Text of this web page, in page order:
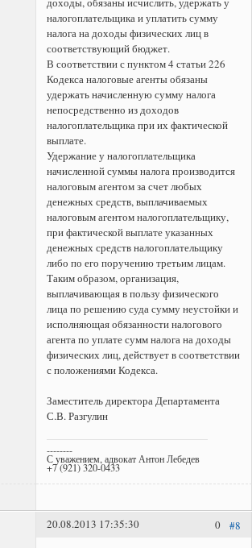
налогоплательщика и уплатить сумму
налога на доходы физических лиц в
соответствующий бюджет.
В соответствии с пунктом 4 статьи 226
Кодекса налоговые агенты обязаны
удержать начисленную сумму налога
непосредственно из доходов
налогоплательщика при их фактической
выплате.
Удержание у налогоплательщика
начисленной суммы налога производится
налоговым агентом за счет любых
денежных средств, выплачиваемых
налоговым агентом налогоплательщику,
при фактической выплате указанных
денежных средств налогоплательщику
либо по его поручению третьим лицам.
Таким образом, организация,
выплачивающая в пользу физического
лица по решению суда сумму неустойки и
исполняющая обязанности налогового
агента по уплате сумм налога на доходы
физических лиц, действует в соответствии
с положениями Кодекса.
Заместитель директора Департамента
С.В. Разгулин
--------
С уважением, адвокат Антон Лебедев
+7 (921) 320-0433
#8
0
20.08.2013 17:35:30